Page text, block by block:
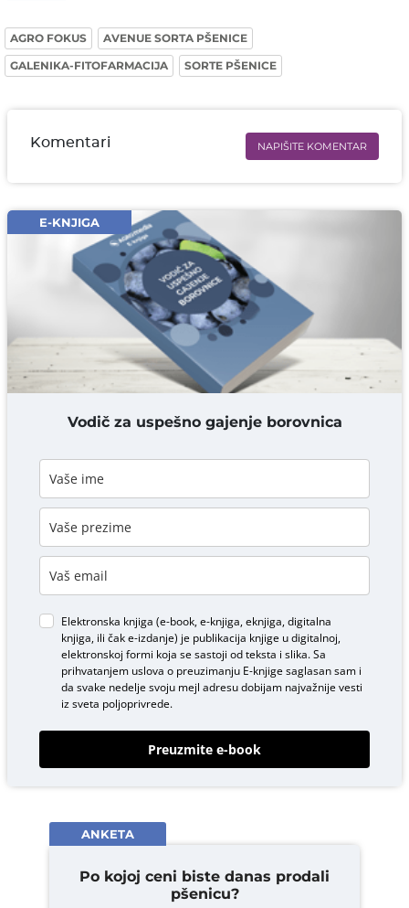
AGRO FOKUS
AVENUE SORTA PŠENICE
GALENIKA-FITOFARMACIJA
SORTE PŠENICE
Komentari NAPIŠITE KOMENTAR
Email* obavezno
Komentar* obavezno
DODAJ KOMENTAR
E-KNJIGA
Vodič za uspešno gajenje borovnica
Elektronska knjiga (e-book, e-knjiga, eknjiga, digitalna
knjiga, ili čak e-izdanje) je publikacija knjige u digitalnoj,
elektronskoj formi koja se sastoji od teksta i slika. Sa
prihvatanjem uslova o preuzimanju E-knjigesaglasan sam i
da svake nedelje svoju mejl adresu dobijam najvažnije vesti
iz sveta poljoprivrede.
Preuzmite e-book
ANKETA
Po kojoj ceni biste danas prodali
pšenicu?